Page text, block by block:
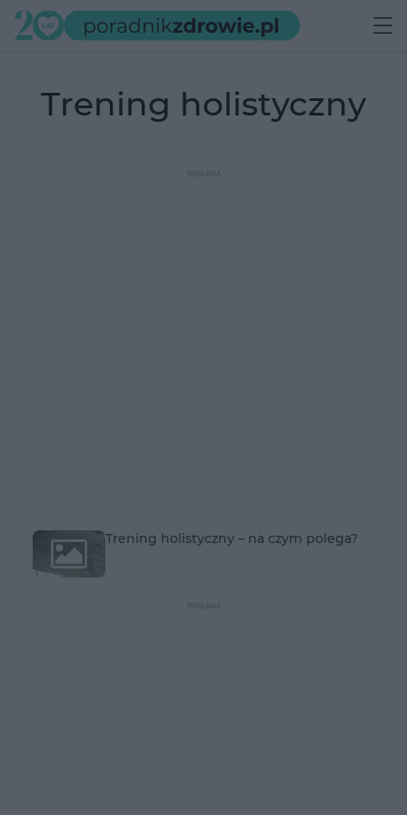
trening holistyczny
Trening holistyczny – na czym polega?